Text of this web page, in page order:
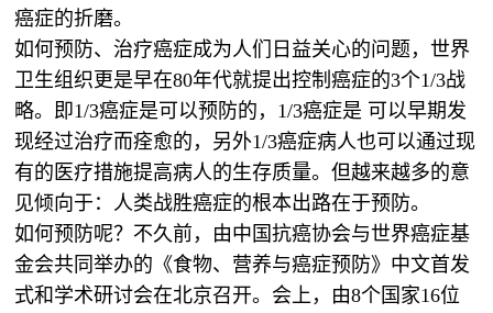
癌症的折磨。
如何预防、治疗癌症成为人们日益关心的问题，世界
卫生组织更是早在80年代就提出控制癌症的3个1/3战
略。即1/3癌症是可以预防的，1/3癌症是 可以早期发
现经过治疗而痊愈的，另外1/3癌症病人也可以通过现
有的医疗措施提高病人的生存质量。但越来越多的意
见倾向于：人类战胜癌症的根本出路在于预防。
如何预防呢？不久前，由中国抗癌协会与世界癌症基
金会共同举办的《食物、营养与癌症预防》中文首发
式和学术研讨会在北京召开。会上，由8个国家16位